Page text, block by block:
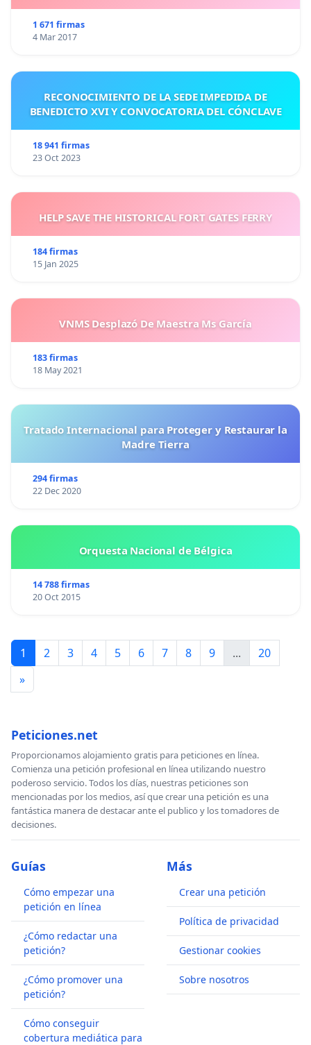
1 671 firmas
4 Mar 2017
RECONOCIMIENTO DE LA SEDE IMPEDIDA DE
BENEDICTO XVI Y CONVOCATORIA DEL CÓNCLAVE
18 941 firmas
23 Oct 2023
HELP SAVE THE HISTORICAL FORT GATES FERRY
184 firmas
15 Jan 2025
VNMS Desplazó De Maestra Ms García
183 firmas
18 May 2021
Tratado Internacional para Proteger y Restaurar la
Madre Tierra
294 firmas
22 Dec 2020
Orquesta Nacional de Bélgica
14 788 firmas
20 Oct 2015
1 2 3 4 5 6 7 8 9 ...
20
»
Peticiones.net
Proporcionamos alojamiento gratis para peticiones en línea.
Comienza una petición profesional en línea utilizando nuestro
poderoso servicio. Todos los días, nuestras peticiones son
mencionadas por los medios, así que crear una petición es una
fantástica manera de destacar ante el publico y los tomadores de
decisiones.
Guías
Cómo empezar una
petición en línea
¿Cómo redactar una
petición?
¿Cómo promover una
petición?
Cómo conseguir
cobertura mediática para
Más
Crear una petición
Política de privacidad
Gestionar cookies
Sobre nosotros